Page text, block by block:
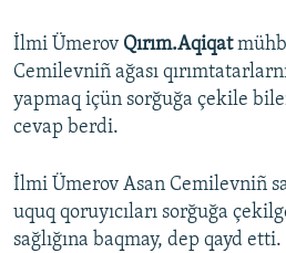
İlmi Ümerov Qırım.Aqiqat
Cemilevniñ ağası
yapmaq içün sorğuğa çekile
cevap berdi.
İlmi Ümerov Asan Cemilevniñ
uquq qoruyıcıları sorğuğa
sağlığına baqmay, dep qayd etti.